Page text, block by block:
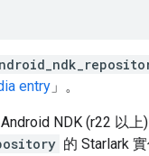
entry 」。
NDK (r22 以上
的 Starlark